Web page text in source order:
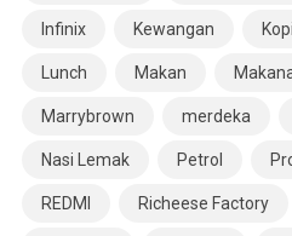
Infinix Kewangan Kopi
Lunch Makan
Marrybrown merdeka
Nasi Lemak Petrol
REDMI Richeese Factory